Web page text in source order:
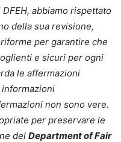
abbiamo rispettato
della sua revisione,
per garantire che
e sicuri per ogni
le affermazioni
non sono vere.
per preservare le
del Department of Fair